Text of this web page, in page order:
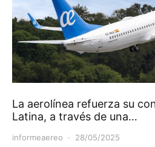
La aerolínea refuerza su
Latina, a través de una…
informeaereo 28/05/2025